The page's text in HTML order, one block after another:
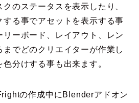
のステータスを表示したり、
る事でアセットを表示する事
リーボード、レイアウト、レン
までどのクリエイターが作業し
分けする事も出来ます。
の作成中にBlenderアドオン